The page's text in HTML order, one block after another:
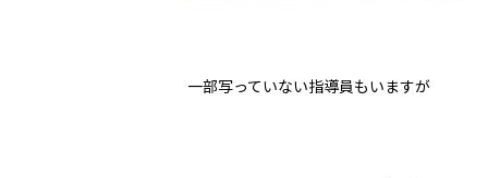
一部写っていない指導員もいますが